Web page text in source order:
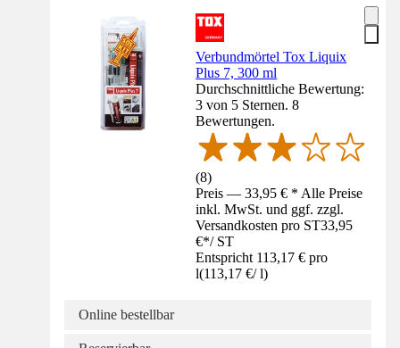
Verbundmörtel Tox Liquix
Plus 7, 300 ml
Durchschnittliche Bewertung:
3 von 5 Sternen. 8
Bewertungen.
(8)
Preis — 33,95 € * Alle Preise
inkl. MwSt. und ggf. zzgl.
Versandkosten pro ST33,95
€*/ ST
Entspricht 113,17 € pro
l(113,17 €/ l)
Online bestellbar